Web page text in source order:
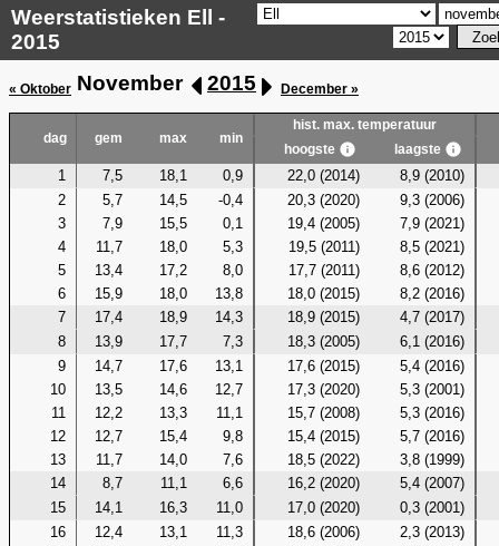
Weerstatistieken Ell -
2015
« Oktober November 2015 December »
dag gem max min
hist. max. temperatuur
hoogste
laagste
1 7,5 18,1 0,9 22,0 (2014)
8,9 (2010)
2
5,7 14,5 -0,4 20,3 (2020)
9,3 (2006)
3
7,9 15,5 0,1 19,4 (2005)
7,9 (2021)
4
11,7 18,0 5,3 19,5 (2011)
8,5 (2021)
5
13,4 17,2 8,0 17,7 (2011)
8,6 (2012)
6
15,9 18,0 13,8 18,0 (2015)
8,2 (2016)
7
17,4 18,9 14,3 18,9 (2015)
4,7 (2017)
8
13,9 17,7 7,3 18,3 (2005)
6,1 (2016)
9
14,7 17,6 13,1 17,6 (2015)
5,4 (2016)
10
13,5 14,6 12,7 17,3 (2020)
5,3 (2001)
11
12,2 13,3 11,1 15,7 (2008)
5,3 (2016)
12
12,7 15,4 9,8 15,4 (2015)
5,7 (2016)
13
11,7 14,0 7,6 18,5 (2022)
3,8 (1999)
14
8,7 11,1 6,6 16,2 (2020)
5,4 (2007)
15
14,1 16,3 11,0 17,0 (2020)
0,3 (2001)
16
12,4 13,1 11,3 18,6 (2006)
2,3 (2013)